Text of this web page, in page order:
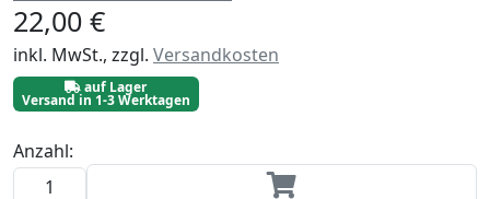
22,00 €
inkl. MwSt., zzgl. Versandkosten
auf Lager
Versand in 1-3 Werktagen
Anzahl: